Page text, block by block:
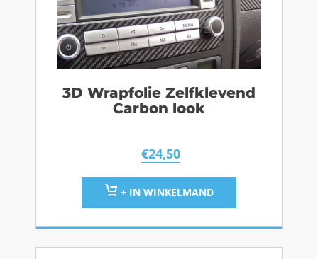
3D Wrapfolie Zelfklevend
Carbon look
€24,50
+ IN WINKELMAND